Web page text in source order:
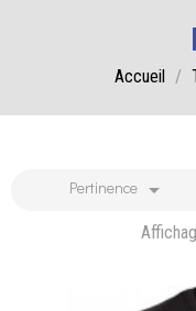
Accueil
Pertinence 